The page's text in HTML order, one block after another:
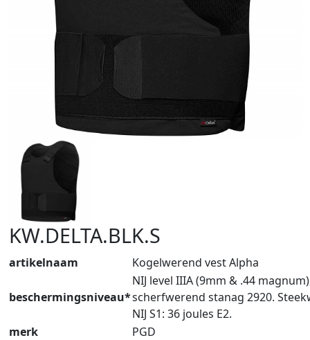
KW.DELTA.BLK.S
artikelnaam Kogelwerend vest Alpha
beschermingsniveau*
NIJ level IIIA (9mm & .44
scherfwerend stanag 2920.
NIJ S1: 36 joules E2.
merk
PGD